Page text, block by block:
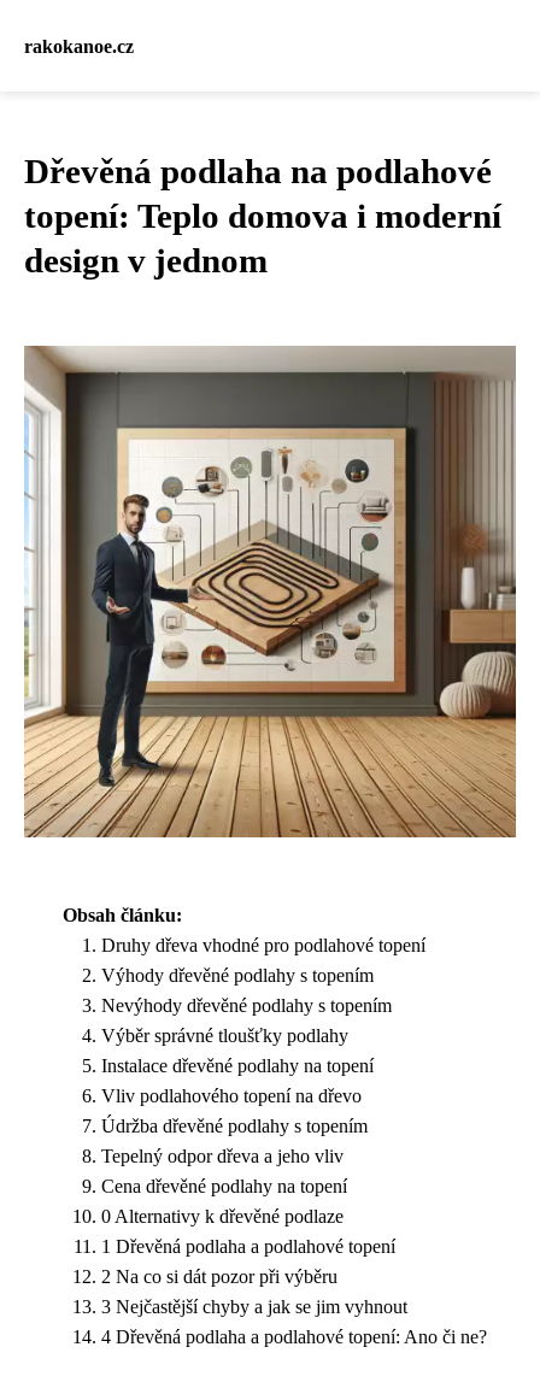
rakokanoe.cz
Dřevěná podlaha na podlahové
topení: Teplo domova i moderní
design v jednom
Obsah článku:
Druhy dřeva vhodné pro podlahové topení
Výhody dřevěné podlahy s topením
Nevýhody dřevěné podlahy s topením
Výběr správné tloušťky podlahy
Instalace dřevěné podlahy na topení
Vliv podlahového topení na dřevo
Údržba dřevěné podlahy s topením
Tepelný odpor dřeva a jeho vliv
Cena dřevěné podlahy na topení
0 Alternativy k dřevěné podlaze
1 Dřevěná podlaha a podlahové topení
2 Na co si dát pozor při výběru
3 Nejčastější chyby a jak se jim vyhnout
4 Dřevěná podlaha a podlahové topení: Ano či ne?